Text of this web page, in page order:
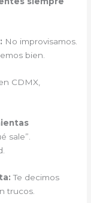
No improvisamos.
bien.
CDMX,
sale”.
Te decimos
trucos.